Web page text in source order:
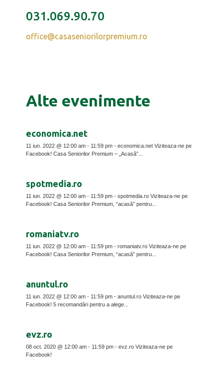
031.069.90.70
office@casaseniorilorpremium.ro
Alte evenimente
economica.net
11 iun. 2022 @ 12:00 am - 11:59 pm - economica.net Viziteaza-ne pe
Facebook! Casa Seniorilor Premium – „Acasă”...
spotmedia.ro
11 iun. 2022 @ 12:00 am - 11:59 pm - spotmedia.ro Viziteaza-ne pe
Facebook! Casa Seniorilor Premium, “acasă” pentru...
romaniatv.ro
11 iun. 2022 @ 12:00 am - 11:59 pm - romaniatv.ro Viziteaza-ne pe
Facebook! Casa Seniorilor Premium, “acasă” pentru...
anuntul.ro
11 iun. 2022 @ 12:00 am - 11:59 pm - anuntul.ro Viziteaza-ne pe
Facebook! 5 recomandări pentru a alege...
evz.ro
08 oct. 2020 @ 12:00 am - 11:59 pm - evz.ro Viziteaza-ne pe
Facebook!